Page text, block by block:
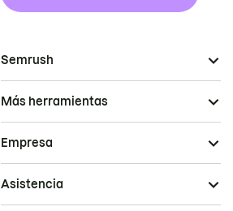
Semrush
Más herramientas
Empresa
Asistencia